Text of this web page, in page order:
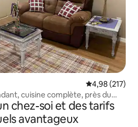
Évaluation
4,98 (217)
cuisine complète, près du
chez-soi et des tarifs
avantageux